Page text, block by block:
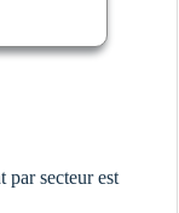
par secteur est